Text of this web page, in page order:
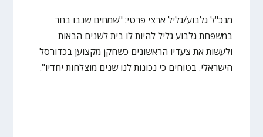
מנכ"ל גלבוע/גליל ארצי פרטי: "שמחים שנבו בחר
במשפחת גלבוע גליל להיות לו בית לשנים הבאות
ולעשות את צעדיו הראשונים כשחקן מקצוען בכדורסל
הישראלי. בטוחים כי נכונות לנו שנים מוצלחות יחדיו".